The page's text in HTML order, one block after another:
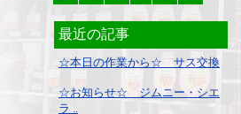
最近の記事
☆本日の作業から☆ サス交換
☆お知らせ☆ ジムニー・シエ
ラ ..